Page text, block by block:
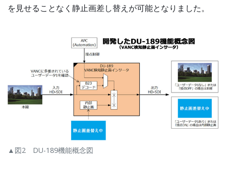
を見せることなく静止画差し替えが可能となりました。
▲図2 DU-189機能概念図